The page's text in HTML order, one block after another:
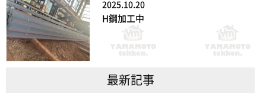
2025.10.20
H鋼加工中
最新記事